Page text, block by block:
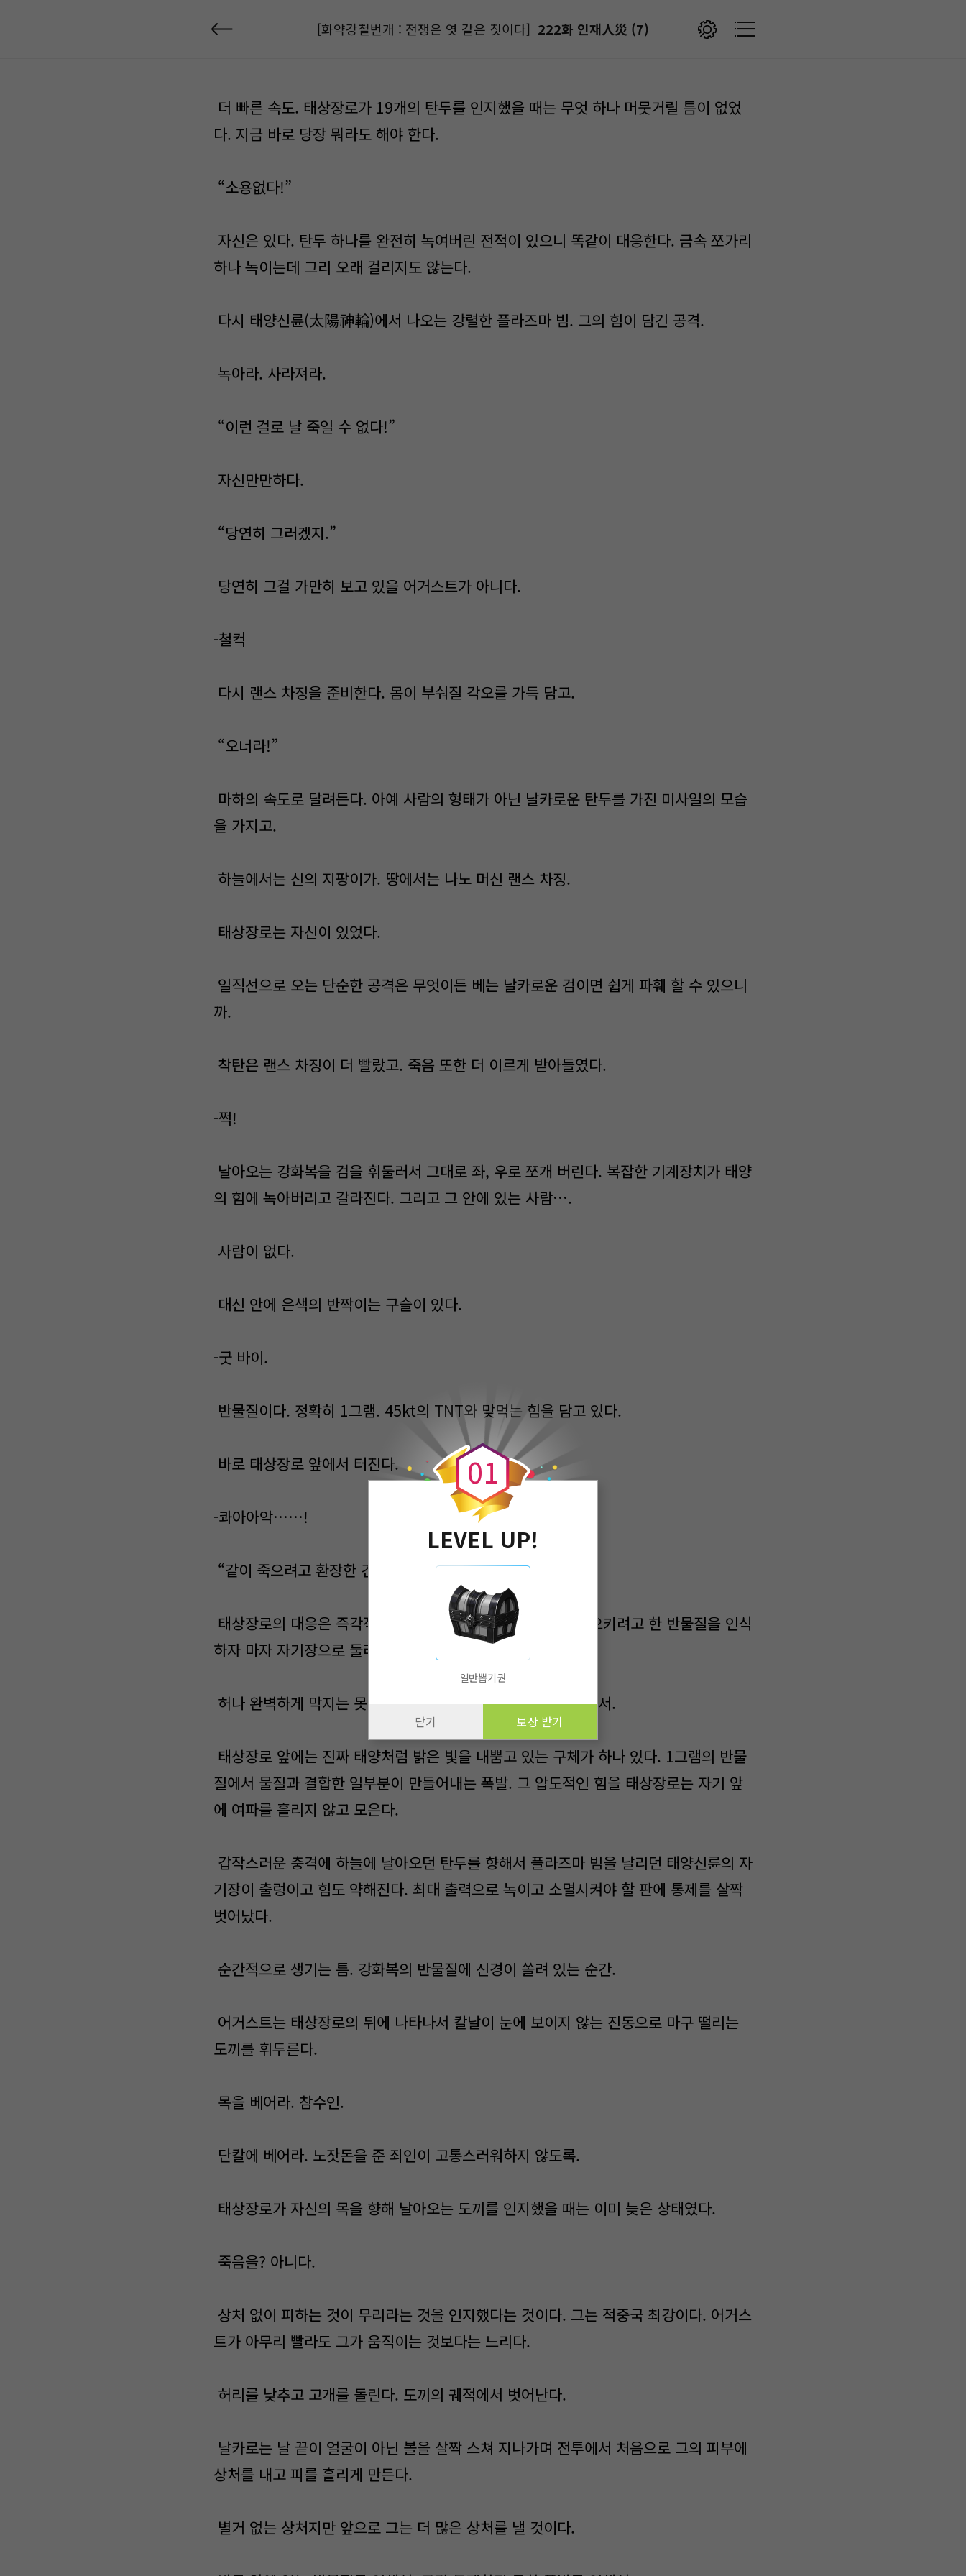
[화약강철번개 : 전쟁은 엿 같은 짓이다] 222화 인재人災 (7)
더 빠른 속도. 태상장로가 19개의 탄두를 인지했을 때는 무엇 하나 머뭇거릴 틈이 없었
다. 지금 바로 당장 뭐라도 해야 한다.
“소용없다!”
자신은 있다. 탄두 하나를 완전히 녹여버린 전적이 있으니 똑같이 대응한다. 금속 쪼가리
하나 녹이는데 그리 오래 걸리지도 않는다.
다시 태양신륜(太陽神輪)에서 나오는 강렬한 플라즈마 빔. 그의 힘이 담긴 공격.
녹아라. 사라져라.
“이런 걸로 날 죽일 수 없다!”
자신만만하다.
“당연히 그러겠지.”
당연히 그걸 가만히 보고 있을 어거스트가 아니다.
-철컥
다시 랜스 차징을 준비한다. 몸이 부숴질 각오를 가득 담고.
“오너라!”
마하의 속도로 달려든다. 아예 사람의 형태가 아닌 날카로운 탄두를 가진 미사일의 모습
을 가지고.
하늘에서는 신의 지팡이가. 땅에서는 나노 머신 랜스 차징.
태상장로는 자신이 있었다.
일직선으로 오는 단순한 공격은 무엇이든 베는 날카로운 검이면 쉽게 파훼 할 수 있으니
까.
착탄은 랜스 차징이 더 빨랐고. 죽음 또한 더 이르게 받아들였다.
-쩍!
날아오는 강화복을 검을 휘둘러서 그대로 좌, 우로 쪼개 버린다. 복잡한 기계장치가 태양
의 힘에 녹아버리고 갈라진다. 그리고 그 안에 있는 사람….
사람이 없다.
대신 안에 은색의 반짝이는 구슬이 있다.
-굿 바이.
반물질이다. 정확히 1그램. 45kt의 TNT와 맞먹는 힘을 담고 있다.
바로 태상장로 앞에서 터진다.
-콰아아악……!
“같이 죽으려고 환장한 건가!”
태상장로의 대응은 즉각적이다. 물질과 반응해서 쌍소멸을 일으키려고 한 반물질을 인식
하자 마자 자기장으로 둘러싸서 접촉을 막았다.
허나 완벽하게 막지는 못해서 일부는 폭발했다. 바로 그의 앞에서.
태상장로 앞에는 진짜 태양처럼 밝은 빛을 내뿜고 있는 구체가 하나 있다. 1그램의 반물
질에서 물질과 결합한 일부분이 만들어내는 폭발. 그 압도적인 힘을 태상장로는 자기 앞
에 여파를 흘리지 않고 모은다.
갑작스러운 충격에 하늘에 날아오던 탄두를 향해서 플라즈마 빔을 날리던 태양신륜의 자
기장이 출렁이고 힘도 약해진다. 최대 출력으로 녹이고 소멸시켜야 할 판에 통제를 살짝
벗어났다.
순간적으로 생기는 틈. 강화복의 반물질에 신경이 쏠려 있는 순간.
어거스트는 태상장로의 뒤에 나타나서 칼날이 눈에 보이지 않는 진동으로 마구 떨리는
도끼를 휘두른다.
목을 베어라. 참수인.
단칼에 베어라. 노잣돈을 준 죄인이 고통스러워하지 않도록.
태상장로가 자신의 목을 향해 날아오는 도끼를 인지했을 때는 이미 늦은 상태였다.
죽음을? 아니다.
상처 없이 피하는 것이 무리라는 것을 인지했다는 것이다. 그는 적중국 최강이다. 어거스
트가 아무리 빨라도 그가 움직이는 것보다는 느리다.
허리를 낮추고 고개를 돌린다. 도끼의 궤적에서 벗어난다.
날카로는 날 끝이 얼굴이 아닌 볼을 살짝 스쳐 지나가며 전투에서 처음으로 그의 피부에
상처를 내고 피를 흘리게 만든다.
별거 없는 상처지만 앞으로 그는 더 많은 상처를 낼 것이다.
0
0
1
LEVEL UP!
일반뽑기권
닫기 보상 받기